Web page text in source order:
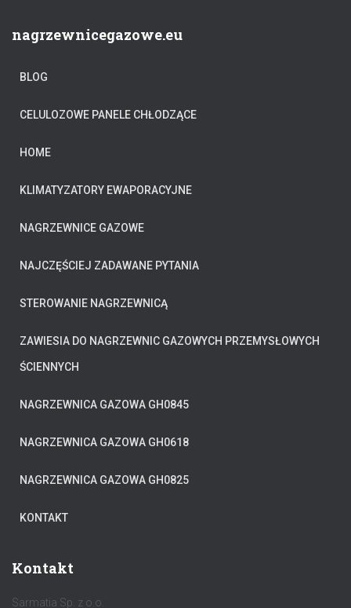
nagrzewnicegazowe.eu
BLOG
CELULOZOWE PANELE CHŁODZĄCE
HOME
KLIMATYZATORY EWAPORACYJNE
NAGRZEWNICE GAZOWE
NAJCZĘŚCIEJ ZADAWANE PYTANIA
STEROWANIE NAGRZEWNICĄ
ZAWIESIA DO NAGRZEWNIC GAZOWYCH PRZEMYSŁOWYCH
ŚCIENNYCH
NAGRZEWNICA GAZOWA GH0845
NAGRZEWNICA GAZOWA GH0618
NAGRZEWNICA GAZOWA GH0825
KONTAKT
Kontakt
Sarmatia Sp. z o.o.